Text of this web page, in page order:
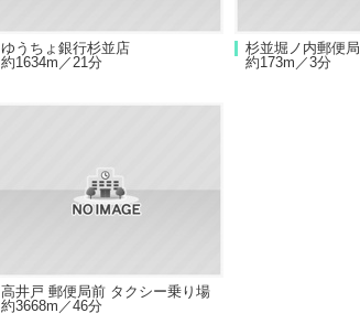
ゆうちょ銀行杉並店
約1634m／21分
杉並堀ノ内郵便局
約173m／3分
高井戸 郵便局前 タクシー乗り場
約3668m／46分